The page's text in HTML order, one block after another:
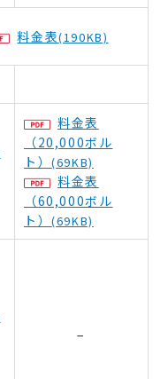
料金表(190KB)
料金表
（20,000ボル
ト）(69KB)
料金表
（60,000ボル
ト）(69KB)
−